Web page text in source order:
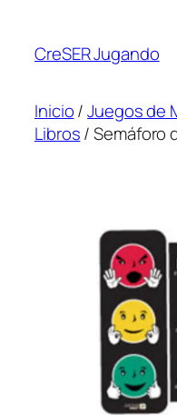
CreSER Jugando
Inicio/Juegos de
Libros/ Semáforo